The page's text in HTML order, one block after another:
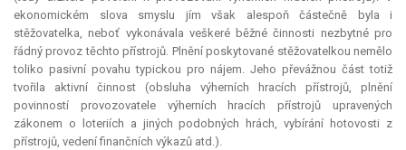
ekonomickém slova smyslu jím však alespoň částečně byla i
stěžovatelka, neboť vykonávala veškeré běžné činnosti nezbytné pro
řádný provoz těchto přístrojů. Plnění poskytované stěžovatelkou nemělo
toliko pasivní povahu typickou pro nájem. Jeho převážnou část totiž
tvořila aktivní činnost (obsluha výherních hracích přístrojů, plnění
povinností provozovatele výherních hracích přístrojů upravených
zákonem o loteriích a jiných podobných hrách, vybírání hotovosti z
přístrojů, vedení finančních výkazů atd.).